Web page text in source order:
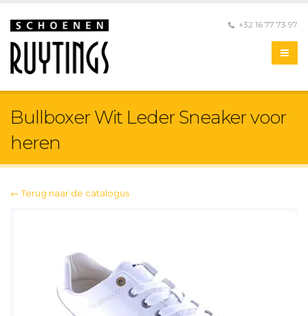
+32 16 77 73 97
Bullboxer Wit Leder Sneaker voor
heren
← Terug naar de catalogus